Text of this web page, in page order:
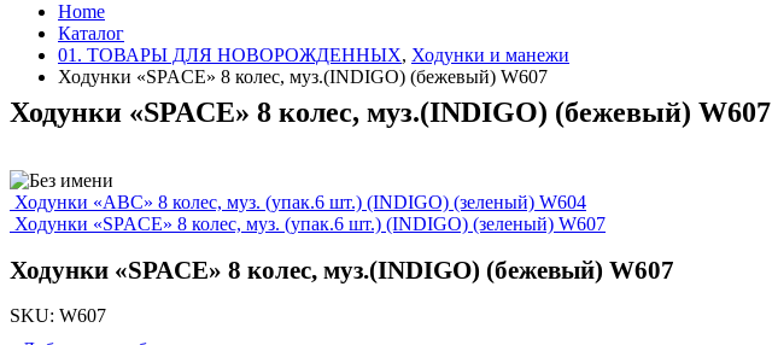
Home
Каталог
01. ТОВАРЫ ДЛЯ НОВОРОЖДЕННЫХ, Ходунки и манежи
Ходунки «SPACE» 8 колес, муз.(INDIGO) (бежевый) W607
Ходунки «SPACE» 8 колес, муз.(INDIGO) (бежевый) W607
Ходунки «ABC» 8 колес, муз. (упак.6 шт.) (INDIGO) (зеленый) W604
Ходунки «SPACE» 8 колес, муз. (упак.6 шт.) (INDIGO) (зеленый) W607
Ходунки «SPACE» 8 колес, муз.(INDIGO) (бежевый) W607
SKU: W607